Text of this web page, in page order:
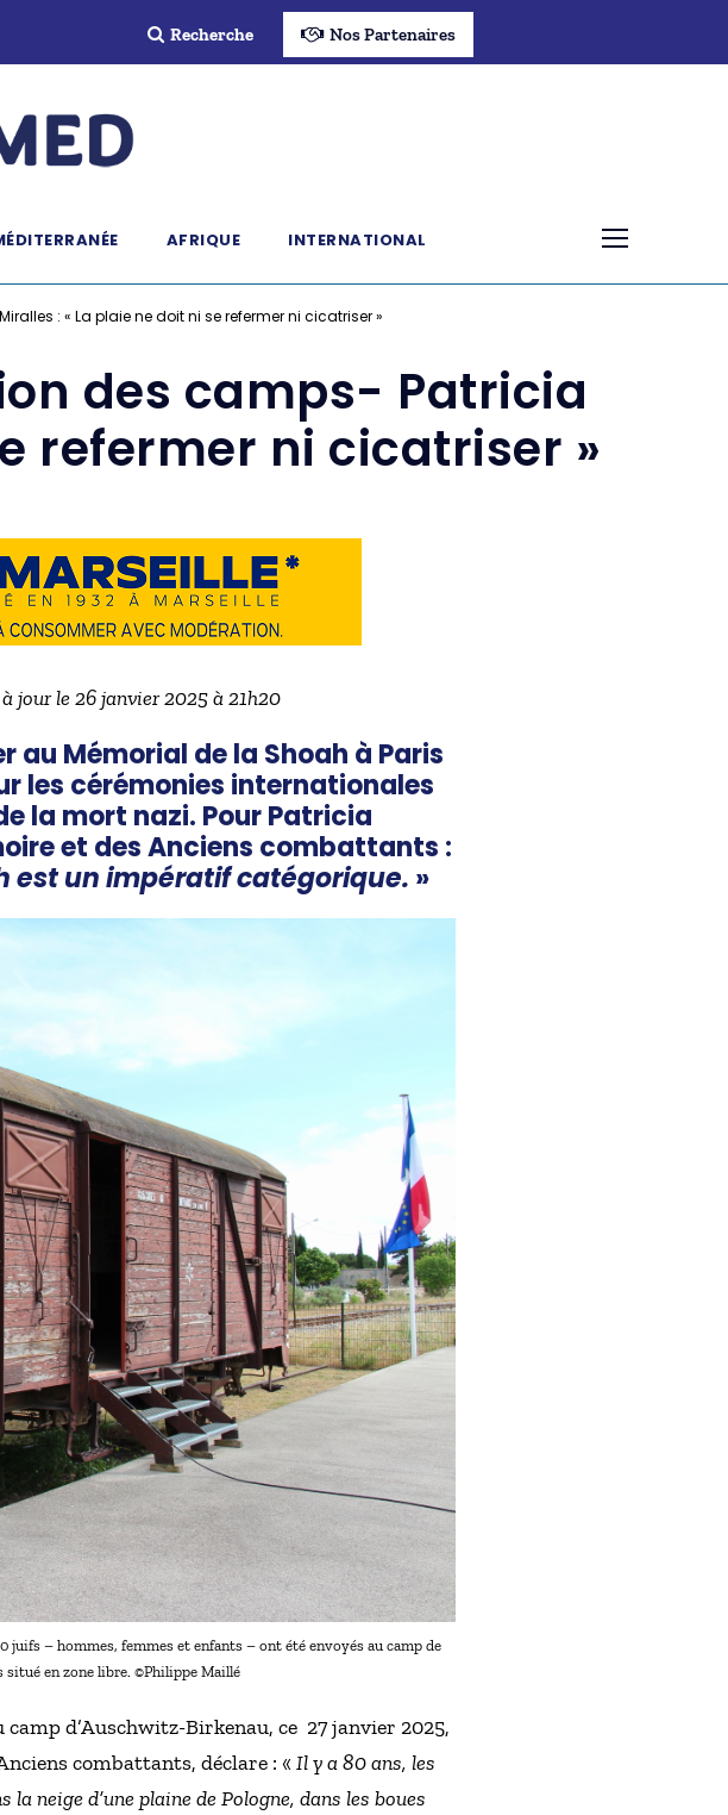
Recherche Nos Partenaires
AFRIQUE INTERNATIONAL
: « La plaie ne doit ni se refermer ni cicatriser »
des camps- Patricia
refermer ni cicatriser »
jour le 26 janvier 2025 à 21h20
au Mémorial de la Shoah à Paris
les cérémonies internationales
la mort nazi. Pour Patricia
et des Anciens combattants :
est un impératif catégorique. »
juifs – hommes, femmes et enfants – ont été envoyés au camp de
situé en zone libre. ©Philippe Maillé
d’Auschwitz-Birkenau, ce 27 janvier 2025,
combattants, déclare : « Il y a 80 ans, les
neige d’une plaine de Pologne, dans les boues